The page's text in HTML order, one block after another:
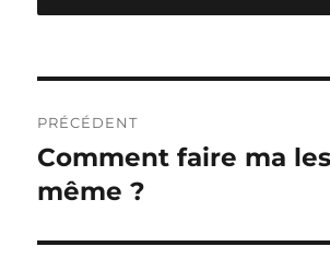
de
l’article
PRÉCÉDENT
Publication
précédente :
Comment faire ma
même ?